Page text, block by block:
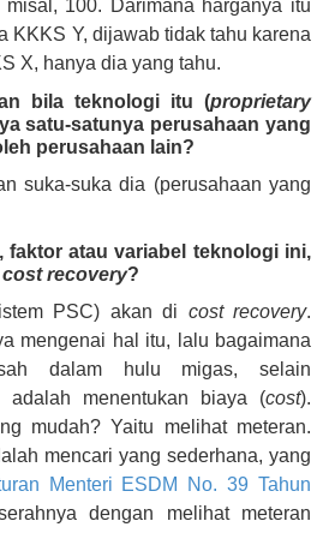
100. Darimana harganya itu
KKKS Y, dijawab tidak tahu karena
X, hanya dia yang tahu.
bila teknologi itu (proprietary
satu-satunya perusahaan yang
perusahaan lain?
suka-suka dia (perusahaan yang
faktor atau variabel teknologi ini,
cost recovery?
PSC) akan di cost recovery.
mengenai hal itu, lalu bagaimana
dalam hulu migas, selain
adalah menentukan biaya (cost).
mudah? Yaitu melihat meteran.
mencari yang sederhana, yang
Menteri ESDM No. 39 Tahun
dengan melihat meteran